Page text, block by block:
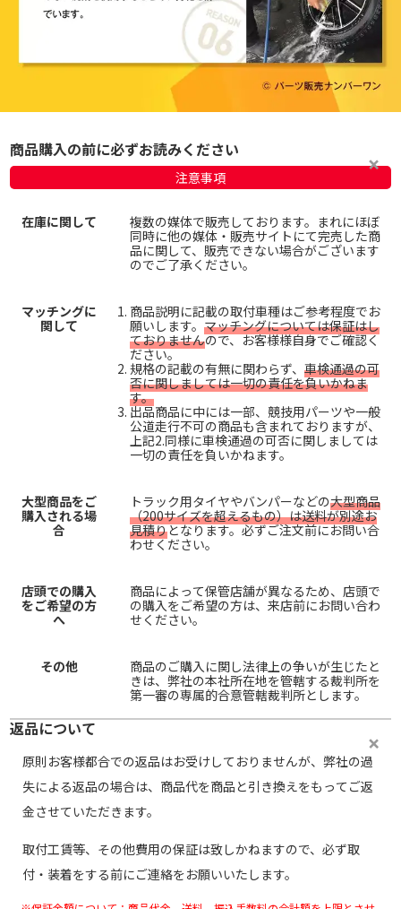
商品購入の前に必ずお読みください
注意事項
在庫に関して
複数の媒体で販売しております。まれにほぼ
同時に他の媒体・販売サイトにて完売した商
品に関して、販売できない場合がございます
のでご了承ください。
マッチングに
関して
商品説明に記載の取付車種はご参考程度でお
願いします。 マッチングについては保証はし
ておりませんので、お客様様自身でご確認く
ださい。
規格の記載の有無に関わらず、 車検通過の可
否に関しましては一切の責任を負いかねま
す。
出品商品に中には一部、競技用パーツや一般
公道走行不可の商品も含まれておりますが、
上記2.同様に車検通過の可否に関しましては
一切の責任を負いかねます。
大型商品をご
購入される場
合
トラック用タイヤやバンパーなどの大型商品
（200サイズを超えるもの）は送料が別途お
見積りとなります。必ずご注文前にお問い合
わせください。
店頭での購入
をご希望の方
へ
商品によって保管店舗が異なるため、店頭で
の購入をご希望の方は、来店前にお問い合わ
せください。
その他
商品のご購入に関し法律上の争いが生じたと
きは、弊社の本社所在地を管轄する裁判所を
第一審の専属的合意管轄裁判所とします。
返品について
原則お客様都合での返品はお受けしておりませんが、弊社の過
失による返品の場合は、商品代を商品と引き換えをもってご返
金させていただきます。
取付工賃等、その他費用の保証は致しかねますので、必ず取
付・装着をする前にご連絡をお願いいたします。